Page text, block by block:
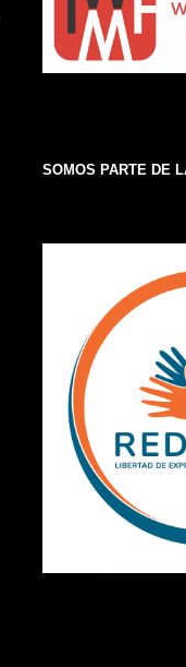
SOMOS PARTE DE